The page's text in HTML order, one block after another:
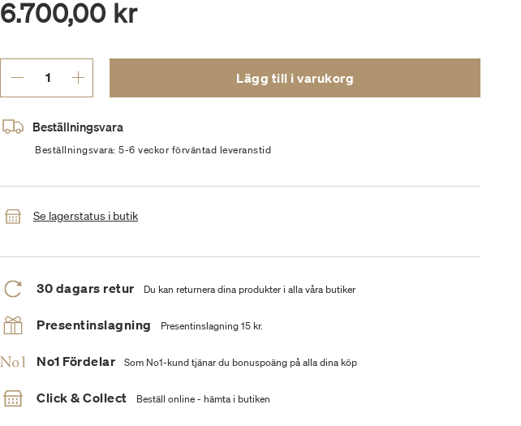
6.700,00 kr
Lägg till i varukorg
Beställningsvara
Beställningsvara: 5-6 veckor förväntad leveranstid
Se lagerstatus i butik
30 dagars retur Du kan returnera dina produkter i alla våra butiker
Presentinslagning Presentinslagning 15 kr.
No1 Fördelar Som No1-kund tjänar du bonuspoäng på alla dina köp
Click & Collect Beställ online - hämta i butiken